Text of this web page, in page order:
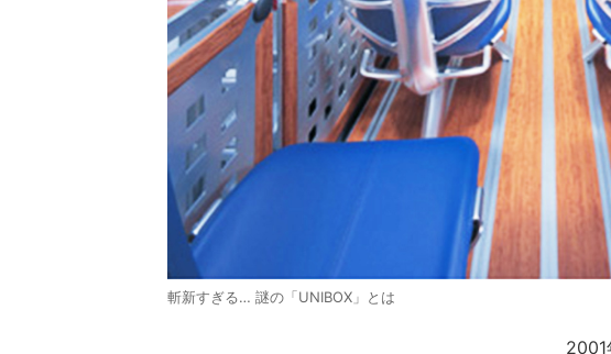
斬新すぎる… 謎の「UNIBOX」とは
2001